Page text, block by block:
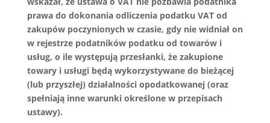
prawa do dokonania odliczenia podatku VAT od
zakupów poczynionych w czasie, gdy nie widniał on
w rejestrze podatników podatku od towarów i
usług, o ile występują przesłanki, że zakupione
towary i usługi będą wykorzystywane do bieżącej
(lub przyszłej) działalności opodatkowanej (oraz
spełniają inne warunki określone w przepisach
ustawy).